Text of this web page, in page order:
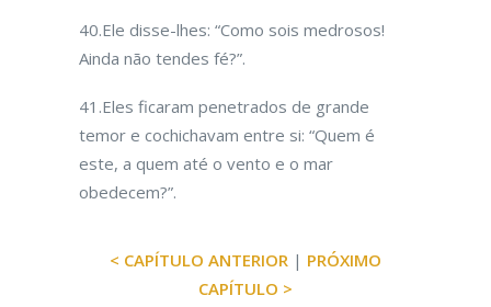
40.Ele disse-lhes: “Como sois medrosos!
Ainda não tendes fé?”.
41.Eles ficaram penetrados de grande
temor e cochichavam entre si: “Quem é
este, a quem até o vento e o mar
obedecem?”.
< CAPÍTULO ANTERIOR | PRÓXIMO
CAPÍTULO >